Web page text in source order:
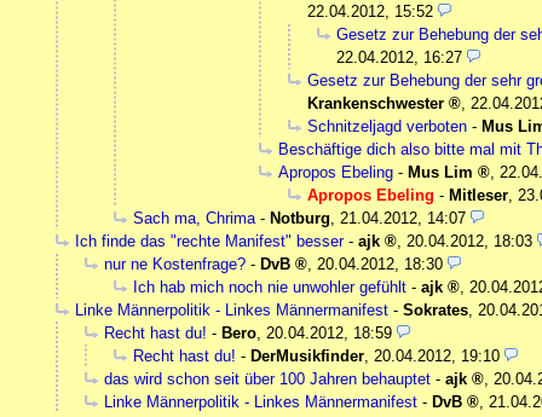
22.04.2012, 15:52
Gesetz zur Behebung der
22.04.2012, 16:27
Gesetz zur Behebung der sehr
Krankenschwester
,
Schnitzeljagd verboten - Mus
Beschäftige dich also bitte mal mit
Apropos Ebeling - Mus Lim ,
Apropos Ebeling - Mitleser,
Sach ma, Chrima- Notburg, 21.04.2012, 14:07
Ich finde das "rechte Manifest" besser- ajk , 20.04.2012, 18:03
nur ne Kostenfrage? - DvB , 20.04.2012, 18:30
Ich hab mich noch nie unwohler gefühlt - ajk ,
Linke Männerpolitik - Linkes Männermanifest - Sokrates,
Recht hast du! - Bero, 20.04.2012, 18:59
Recht hast du! - DerMusikfinder, 20.04.2012, 19:10
das wird schon seit über 100 Jahren behauptet - ajk ,
Linke Männerpolitik - Linkes Männermanifest - DvB ,